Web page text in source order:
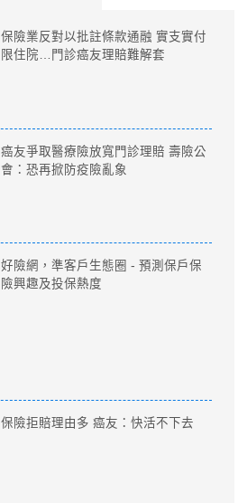
保險業反對以批註條款通融 實支實付
限住院…門診癌友理賠難解套
癌友爭取醫療險放寬門診理賠 壽險公
會：恐再掀防疫險亂象
好險網，準客戶生態圈 - 預測保戶保
險興趣及投保熱度
保險拒賠理由多 癌友：快活不下去